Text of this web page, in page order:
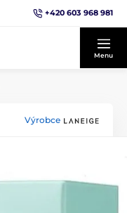
+420 603 968 981
Menu
Výrobce